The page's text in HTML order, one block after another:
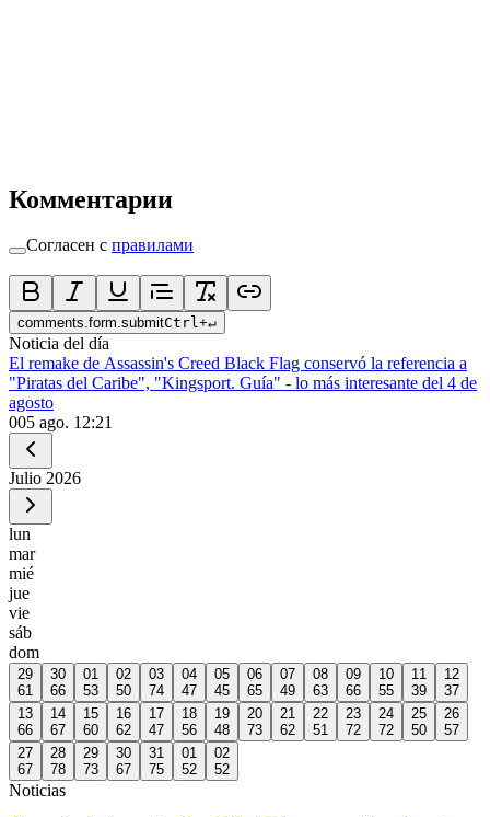
Комментарии
Согласен с правилами
comments.form.submitCtrl+↵
Noticia del día
El remake de Assassin's Creed Black Flag conservó la referencia a
"Piratas del Caribe", "Kingsport. Guía" - lo más interesante del 4 de
agosto
005 ago. 12:21
Julio 2026
lun
mar
mié
jue
vie
sáb
dom
29
61
30
66
01
53
02
50
03
74
04
47
05
45
06
65
07
49
08
63
09
66
10
55
11
39
12
37
13
66
14
67
15
60
16
62
17
47
18
56
19
48
20
73
21
62
22
51
23
72
24
72
25
50
26
57
27
67
28
78
29
73
30
67
31
75
01
52
02
52
Noticias